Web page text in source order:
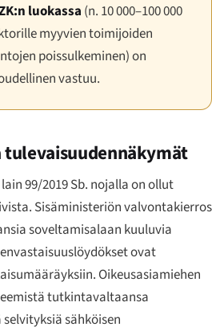
luokassa (n. 10 000–100 000
myyvien toimijoiden
poissulkeminen) on
vastuu.
99/2019 Sb. nojalla on ollut
Sisäministeriön valvontakierros
soveltamisalaan kuuluvia
ovat
Oikeusasiamiehen
tutkintavaltaansa
sähköisen